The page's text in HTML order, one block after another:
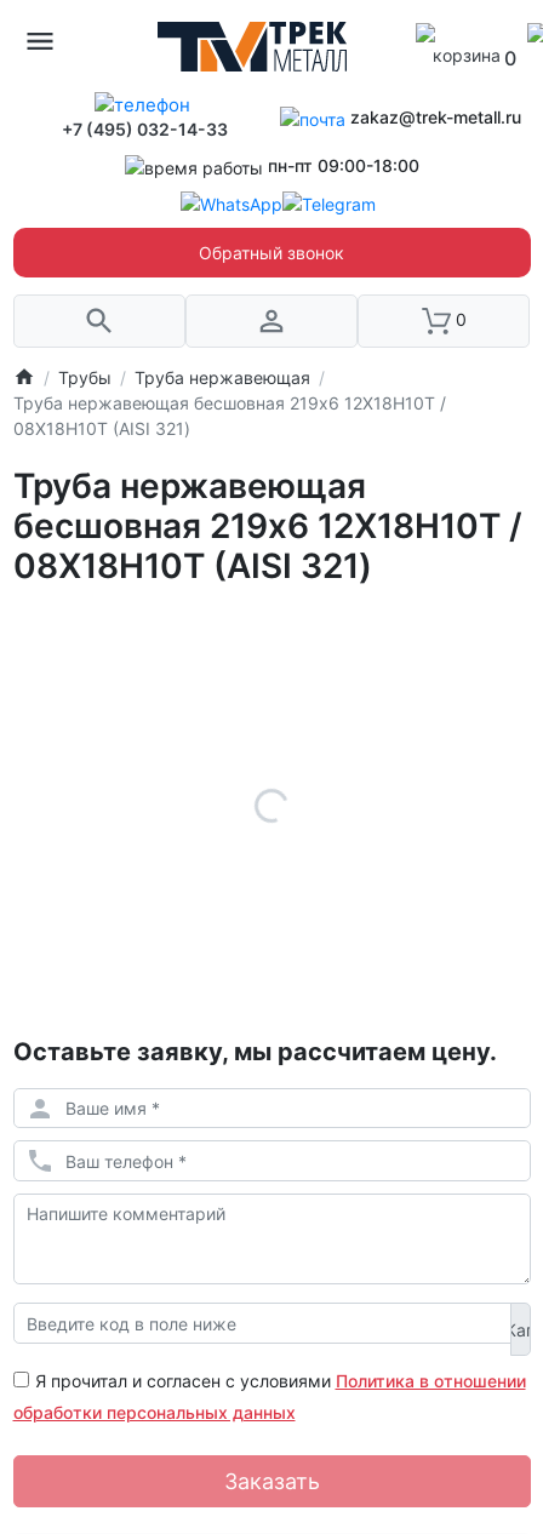
0
+7 (495) 032-14-33
zakaz@trek-metall.ru
пн-пт 09:00-18:00
Обратный звонок
0
Трубы
Труба нержавеющая
Труба нержавеющая бесшовная 219х6 12Х18Н10Т /
08Х18Н10Т (AISI 321)
Труба нержавеющая
бесшовная 219х6 12Х18Н10Т /
08Х18Н10Т (AISI 321)
Оставьте заявку, мы рассчитаем цену.
Я прочитал и согласен с условиями Политика в отношении
обработки персональных данных
Заказать